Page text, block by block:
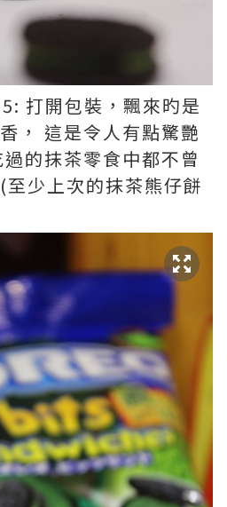
打開包裝，飄來旳是
， 這是令人有點驚艷
的抹茶零食中都不曾
少上次的抹茶熊仔餅